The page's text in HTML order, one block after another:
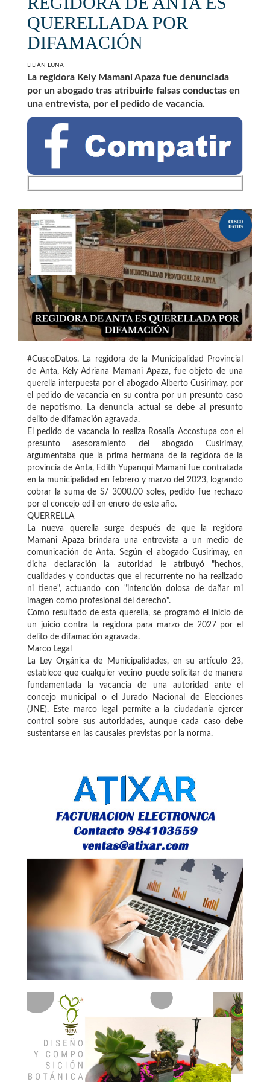
QUERELLADA POR
DIFAMACIÓN
LILIÁN LUNA
La regidora Kely Mamani Apaza fue denunciada
por un abogado tras atribuirle falsas conductas en
una entrevista, por el pedido de vacancia.
#CuscoDatos. La regidora de la Municipalidad Provincial
de Anta, Kely Adriana Mamani Apaza, fue objeto de una
querella interpuesta por el abogado Alberto Cusirimay, por
el pedido de vacancia en su contra por un presunto caso
de nepotismo. La denuncia actual se debe al presunto
delito de difamación agravada.
El pedido de vacancia lo realiza Rosalía Accostupa con el
presunto asesoramiento del abogado Cusirimay,
argumentaba que la prima hermana de la regidora de la
provincia de Anta, Edith Yupanqui Mamani fue contratada
en la municipalidad en febrero y marzo del 2023, logrando
cobrar la suma de S/ 3000.00 soles, pedido fue rechazo
por el concejo edil en enero de este año.
QUERRELLA
La nueva querella surge después de que la regidora
Mamani Apaza brindara una entrevista a un medio de
comunicación de Anta. Según el abogado Cusirimay, en
dicha declaración la autoridad le atribuyó "hechos,
cualidades y conductas que el recurrente no ha realizado
ni tiene", actuando con "intención dolosa de dañar mi
imagen como profesional del derecho".
Como resultado de esta querella, se programó el inicio de
un juicio contra la regidora para marzo de 2027 por el
delito de difamación agravada.
Marco Legal
La Ley Orgánica de Municipalidades, en su artículo 23,
establece que cualquier vecino puede solicitar de manera
fundamentada la vacancia de una autoridad ante el
concejo municipal o el Jurado Nacional de Elecciones
(JNE). Este marco legal permite a la ciudadanía ejercer
control sobre sus autoridades, aunque cada caso debe
sustentarse en las causales previstas por la norma.